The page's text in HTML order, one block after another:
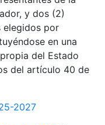
y dos (2)
elegidos por
en una
del Estado
del artículo 40 de
2027